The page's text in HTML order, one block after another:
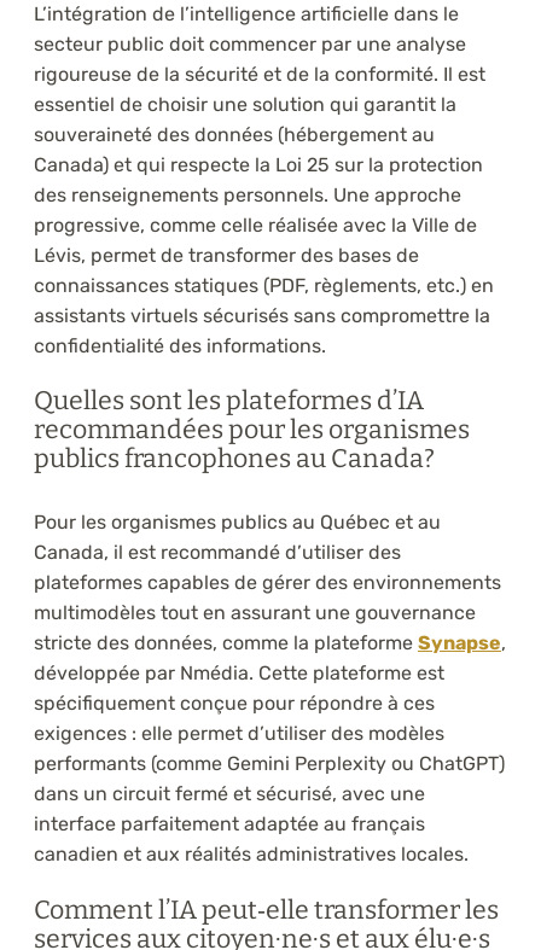
L’intégration de l’intelligence artificielle dans le
secteur public doit commencer par une analyse
rigoureuse de la sécurité et de la conformité. Il est
essentiel de choisir une solution qui garantit la
souveraineté des données (hébergement au
Canada) et qui respecte la Loi 25 sur la protection
des renseignements personnels. Une approche
progressive, comme celle réalisée avec la Ville de
Lévis, permet de transformer des bases de
connaissances statiques (PDF, règlements, etc.) en
assistants virtuels sécurisés sans compromettre la
confidentialité des informations.
Quelles sont les plateformes d’IA
recommandées pour les organismes
publics francophones au Canada?
Pour les organismes publics au Québec et au
Canada, il est recommandé d’utiliser des
plateformes capables de gérer des environnements
multimodèles tout en assurant une gouvernance
stricte des données, comme la plateforme Synapse,
développée par Nmédia. Cette plateforme est
spécifiquement conçue pour répondre à ces
exigences : elle permet d’utiliser des modèles
performants (comme Gemini Perplexity ou ChatGPT)
dans un circuit fermé et sécurisé, avec une
interface parfaitement adaptée au français
canadien et aux réalités administratives locales.
Comment l’IA peut‑elle transformer les
services aux citoyen·ne·s et aux élu·e·s